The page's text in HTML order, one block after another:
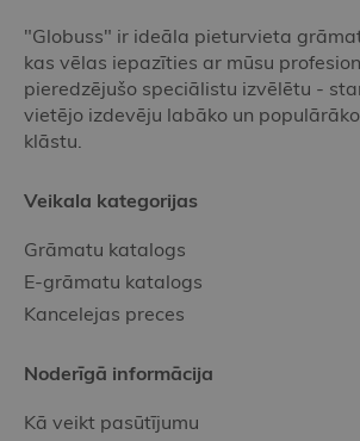
"Globuss" ir ideāla pieturvieta
kas vēlas iepazīties ar mūsu
pieredzējušo speciālistu izvēlētu -
vietējo izdevēju labāko un
klāstu.
Veikala kategorijas
Grāmatu katalogs
E-grāmatu katalogs
Kancelejas preces
Noderīgā informācija
Kā veikt pasūtījumu